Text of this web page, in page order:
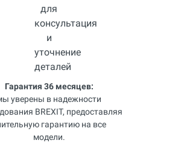
Гарантия 36 месяцев:
уверены в надежности
BREXIT, предоставляя
гарантию на все
модели.